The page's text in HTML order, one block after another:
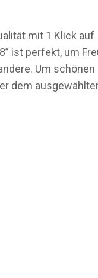
mit 1 Klick
ist perfekt, um
Um
dem